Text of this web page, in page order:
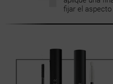
fijar el aspecto